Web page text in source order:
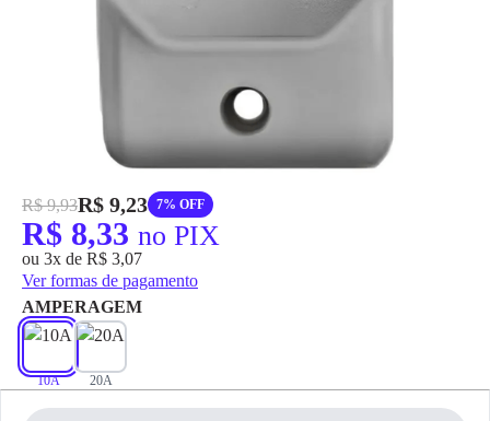
R$ 9,93R$ 9,23 7% OFF
R$ 8,33 no PIX
ou 3x de R$ 3,07
Ver formas de pagamento
pagamento
AMPERAGEM
10A 20A